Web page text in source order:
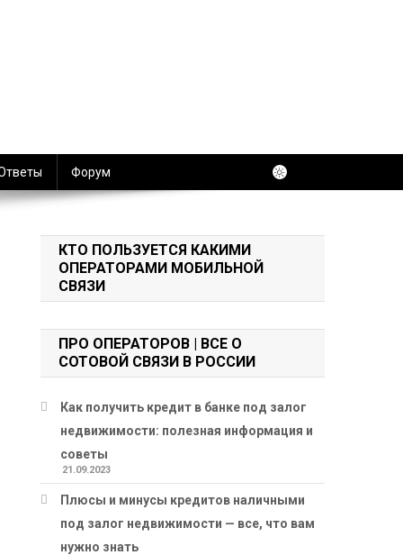
Форум
КТО ПОЛЬЗУЕТСЯ КАКИМИ
ОПЕРАТОРАМИ МОБИЛЬНОЙ
СВЯЗИ
ПРО ОПЕРАТОРОВ | ВСЕ О
СОТОВОЙ СВЯЗИ В РОССИИ
Как получить кредит в банке под залог
недвижимости: полезная информация и
советы
21.09.2023
Плюсы и минусы кредитов наличными
под залог недвижимости — все, что вам
нужно знать